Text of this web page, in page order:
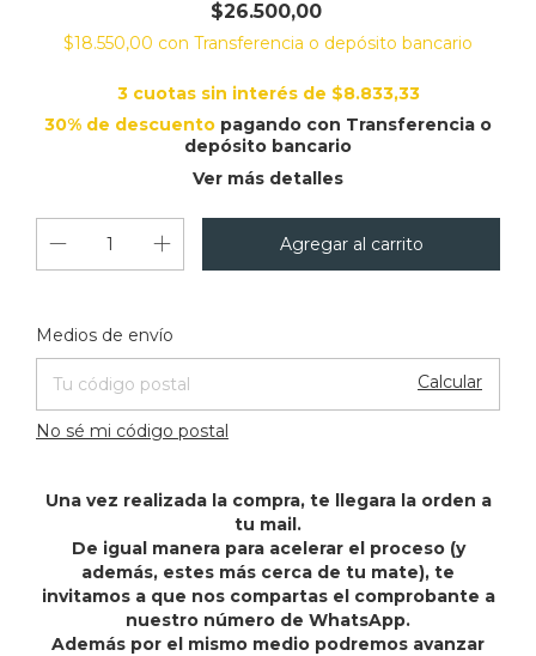
$26.500,00
$18.550,00 con Transferencia o depósito bancario
3 cuotas sin interés de $8.833,33
30% de descuento pagando con Transferencia o
depósito bancario
Ver más detalles
Entregas para el CP:
Medios de envío
Calcular
No sé mi código postal
Una vez realizada la compra, te llegara la orden a
tu mail.
De igual manera para acelerar el proceso (y
además, estes más cerca de tu mate), te
invitamos a que nos compartas el comprobante a
nuestro número de WhatsApp.
Además por el mismo medio podremos avanzar